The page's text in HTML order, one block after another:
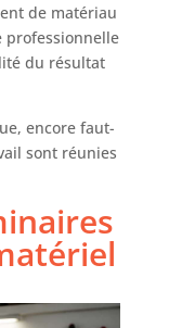
de matériau
professionnelle
du résultat
encore faut-
sont réunies